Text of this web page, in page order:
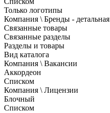
Только логотипы
Компания \ Бренды - детальная
Связанные товары
Связанные разделы
Разделы и товары
Вид каталога
Компания \ Вакансии
Аккордеон
Списком
Компания \ Лицензии
Блочный
Списком